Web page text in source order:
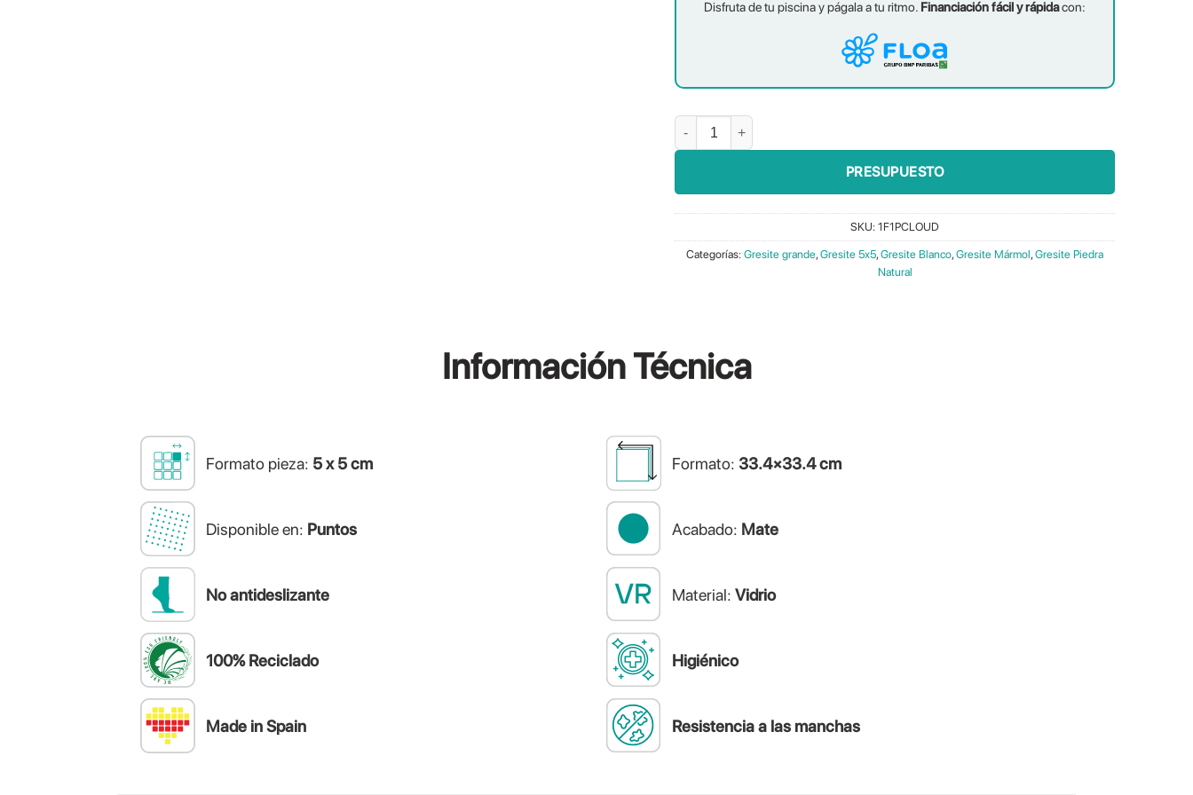
Disfruta de tu piscina y págala a tu ritmo. Financiación fácil y rápidacon:
Niebla Nube Mate 5×5 cantidad
PRESUPUESTO
SKU: 1F1PCLOUD
Categorías: Gresite grande, Gresite 5x5, Gresite Blanco, Gresite Mármol, Gresite Piedra
Natural
InformaciónTécnica
Formato pieza: 5 x 5 cm Formato: 33.4×33.4 cm
Disponible en: Puntos Acabado: Mate
No antideslizante Material: Vidrio
100% Reciclado Higiénico
Made in Spain Resistencia a las manchas